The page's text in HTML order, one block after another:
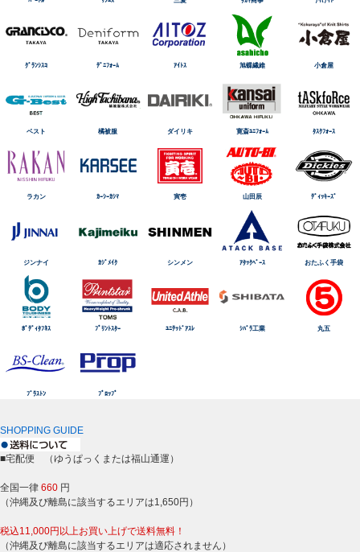
ｸﾞﾗﾝｼｽｺ ﾃﾞﾆﾌｫｰﾑ ｱｲﾄｽ 旭蝶繊維 小倉屋
ベスト 橘被服 ダイリキ 寛斎ﾕﾆﾌｫｰﾑ ﾀｽｸﾌｫｰｽ
ラカン ｶｰｼｰｶｼﾏ 寅壱 山田辰 ﾃﾞｨｯｷｰｽﾞ
ジンナイ ｶｼﾞﾒｲｸ シンメン ｱﾀｯｸﾍﾞｰｽ おたふく手袋
ﾎﾞﾃﾞｨﾀﾌﾈｽ ﾌﾟﾘﾝﾄｽﾀｰ ﾕﾆﾃｯﾄﾞｱｽﾚ ｼﾊﾞﾗ工業 丸五
ﾌﾞﾗｽﾄﾝ ﾌﾟﾛｯﾌﾟ
SHOPPING GUIDE
■宅配便 （ゆうぱっくまたは福山通運）
全国一律 660 円
（沖縄及び離島に該当するエリアは1,650円）
税込11,000円以上お買い上げで送料無料！
（沖縄及び離島に該当するエリアは適応されません）